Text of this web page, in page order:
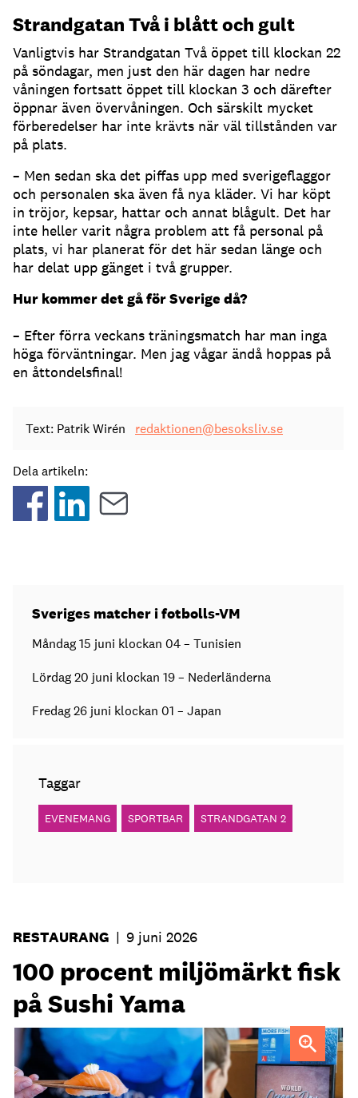
Strandgatan Två i blått och gult
Vanligtvis har Strandgatan Två öppet till klockan 22
på söndagar, men just den här dagen har nedre
våningen fortsatt öppet till klockan 3 och därefter
öppnar även övervåningen. Och särskilt mycket
förberedelser har inte krävts när väl tillstånden var
på plats.
– Men sedan ska det piffas upp med sverigeflaggor
och personalen ska även få nya kläder. Vi har köpt
in tröjor, kepsar, hattar och annat blågult. Det har
inte heller varit några problem att få personal på
plats, vi har planerat för det här sedan länge och
har delat upp gänget i två grupper.
Hur kommer det gå för Sverige då?
– Efter förra veckans träningsmatch har man inga
höga förväntningar. Men jag vågar ändå hoppas på
en åttondelsfinal!
Text: Patrik Wirén redaktionen@besoksliv.se
Dela artikeln:
Sveriges matcher i fotbolls-VM
Måndag 15 juni klockan 04 – Tunisien
Lördag 20 juni klockan 19 – Nederländerna
Fredag 26 juni klockan 01 – Japan
Taggar
EVENEMANG SPORTBAR STRANDGATAN 2
RESTAURANG | 9 juni 2026
100 procent miljömärkt fisk
på Sushi Yama